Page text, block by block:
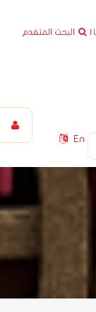
| البحث المتقدم
En